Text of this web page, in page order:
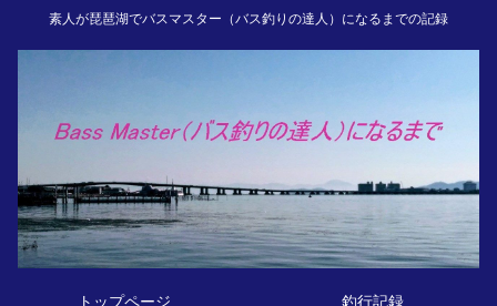
素人が琵琶湖でバスマスター（バス釣りの達人）になるまでの記録
トップページ 釣行記録